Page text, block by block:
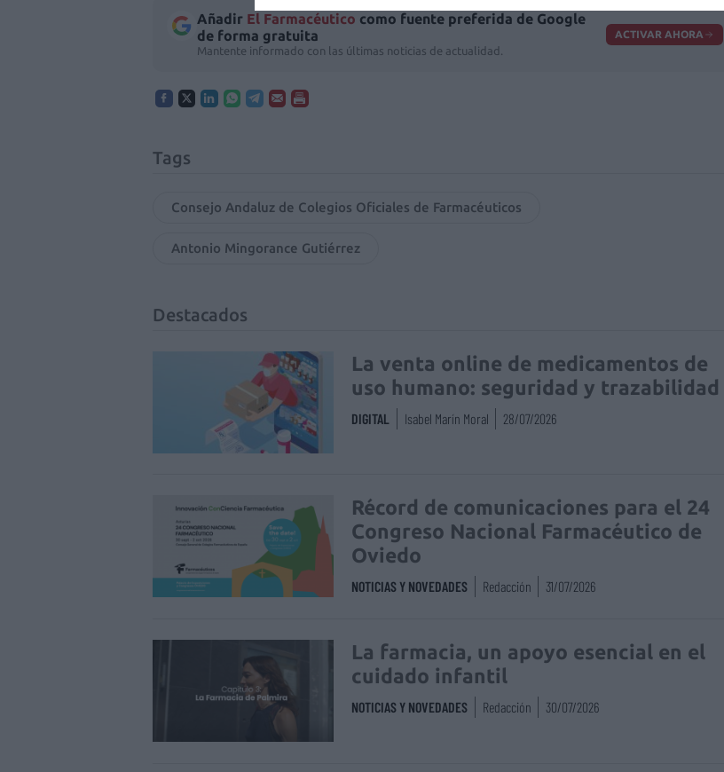
Añadir El Farmacéutico como fuente preferida de Google
de forma gratuita
Mantente informado con las últimas noticias de actualidad.
ACTIVAR AHORA
Tags
Consejo Andaluz de Colegios Oficiales de Farmacéuticos
Antonio Mingorance Gutiérrez
Destacados
La venta online de medicamentos de
uso humano: seguridad y trazabilidad
DIGITAL Isabel Marín Moral 28/07/2026
Récord de comunicaciones para el 24
Congreso Nacional Farmacéutico de
Oviedo
NOTICIAS Y NOVEDADES Redacción 31/07/2026
La farmacia, un apoyo esencial en el
cuidado infantil
NOTICIAS Y NOVEDADES Redacción 30/07/2026